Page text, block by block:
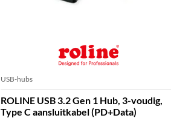
USB-hubs
ROLINE USB 3.2 Gen 1 Hub, 3-voudig,
Type C aansluitkabel (PD+Data)